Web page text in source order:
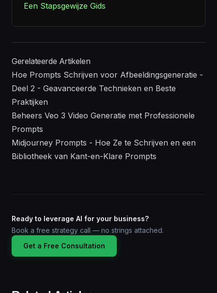
Een Stapsgewijze Gids
Gerelateerde Artikelen
Hoe Prompts Schrijven voor Afbeeldingsgeneratie -
Deel 2 - Geavanceerde Technieken en Beste
Praktijken
Beheers Veo 3 Video Generatie met Professionele
Prompts
Midjourney Prompts - Hoe Ze te Schrijven en een
Bibliotheek van Kant-en-Klare Prompts
Ready to leverage AI for your business?
Book a free strategy call — no strings attached.
Get a Free Consultation